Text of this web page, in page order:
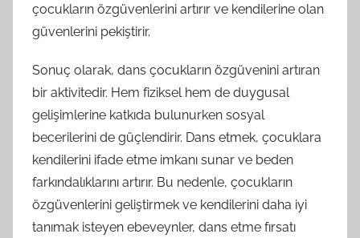
çocukların özgüvenlerini artırır ve kendilerine olan
güvenlerini pekiştirir.
Sonuç olarak, dans çocukların özgüvenini artıran
bir aktivitedir. Hem fiziksel hem de duygusal
gelişimlerine katkıda bulunurken sosyal
becerilerini de güçlendirir. Dans etmek, çocuklara
kendilerini ifade etme imkanı sunar ve beden
farkındalıklarını artırır. Bu nedenle, çocukların
özgüvenlerini geliştirmek ve kendilerini daha iyi
tanımak isteyen ebeveynler, dans etme fırsatı